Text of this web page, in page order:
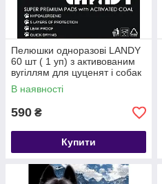
Пелюшки одноразові LANDY
60 шт ( 1 уп) з активованим
вугіллям для цуценят і собак
60х60 см
В наявності
590 ₴
Купити